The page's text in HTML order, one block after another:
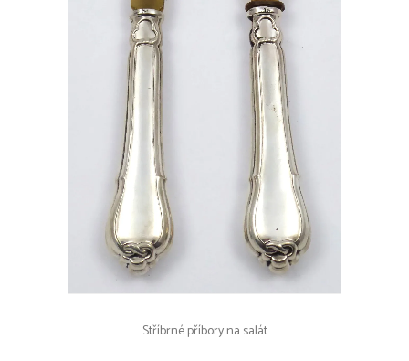
Stříbrné příbory na salát